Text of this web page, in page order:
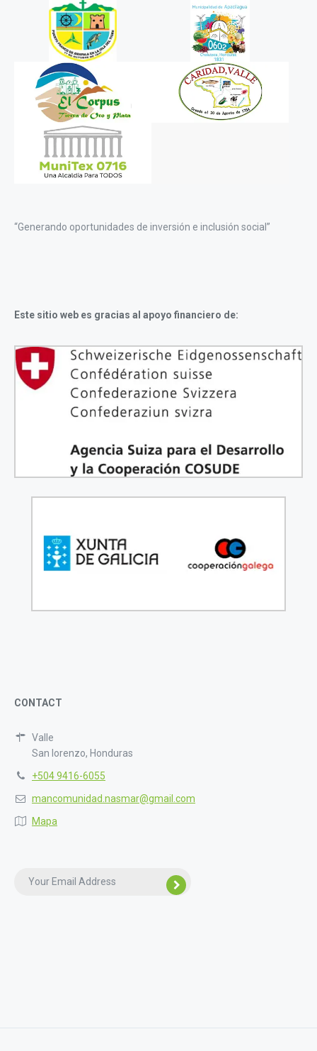
“Generando oportunidades de inversión e inclusión social”
Este sitio web es gracias al apoyo financiero de:
CONTACT
Valle
San lorenzo, Honduras
+504 9416-6055
mancomunidad.nasmar@gmail.com
Mapa